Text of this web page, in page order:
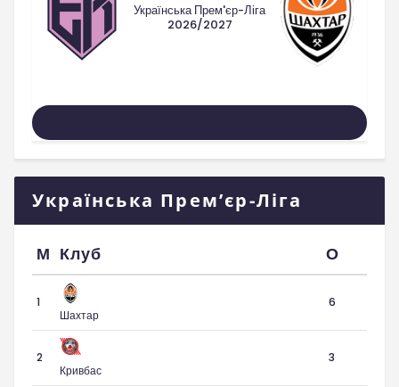
Українська Прем'єр-Ліга
2026/2027
Українська Прем’єр-Ліга
М Клуб О
1
Шахтар
6
2
Кривбас
3